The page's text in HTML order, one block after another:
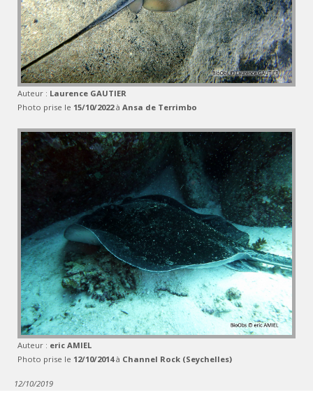
Auteur : Laurence GAUTIER
Photo prise le 15/10/2022à Ansa de Terrimbo
Auteur : eric AMIEL
Photo prise le 12/10/2014à Channel Rock (Seychelles)
12/10/2019